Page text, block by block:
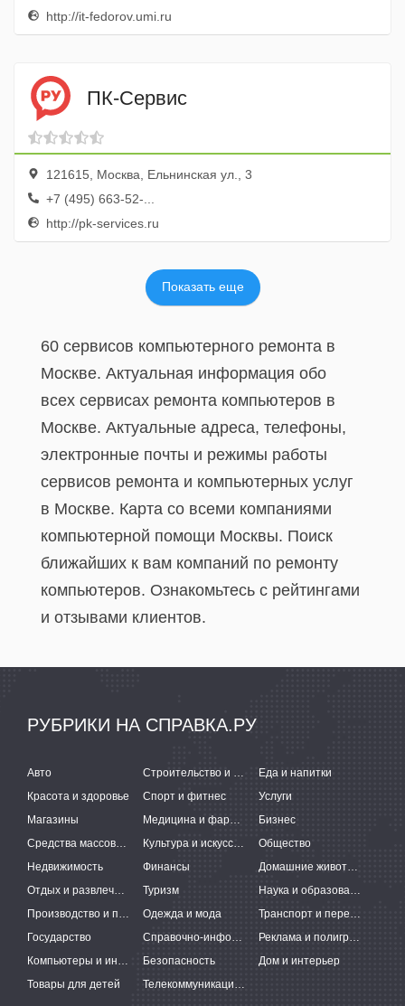
http://it-fedorov.umi.ru
ПК-Сервис
121615, Москва, Ельнинская ул., 3
+7 (495) 663-52-...
http://pk-services.ru
Показать еще
60 сервисов компьютерного ремонта в
Москве. Актуальная информация обо
всех сервисах ремонта компьютеров в
Москве. Актуальные адреса, телефоны,
электронные почты и режимы работы
сервисов ремонта и компьютерных услуг
в Москве. Карта со всеми компаниями
компьютерной помощи Москвы. Поиск
ближайших к вам компаний по ремонту
компьютеров. Ознакомьтесь с рейтингами
и отзывами клиентов.
РУБРИКИ НА СПРАВКА.РУ
Авто Строительство и ремонт
Еда и напитки
Красота и здоровье
Спорт и фитнес
Услуги
Магазины
Медицина и фармацевтика
Бизнес
Средства массовой информации
Культура и искусство
Общество
Недвижимость
Финансы
Домашние животные
Отдых и развлечения
Туризм
Наука и образование
Производство и поставки
Одежда и мода
Транспорт и перевозки
Государство
Справочно-информационные системы
Реклама и полиграфия
Компьютеры и интернет
Безопасность
Дом и интерьер
Товары для детей
Телекоммуникации и связь